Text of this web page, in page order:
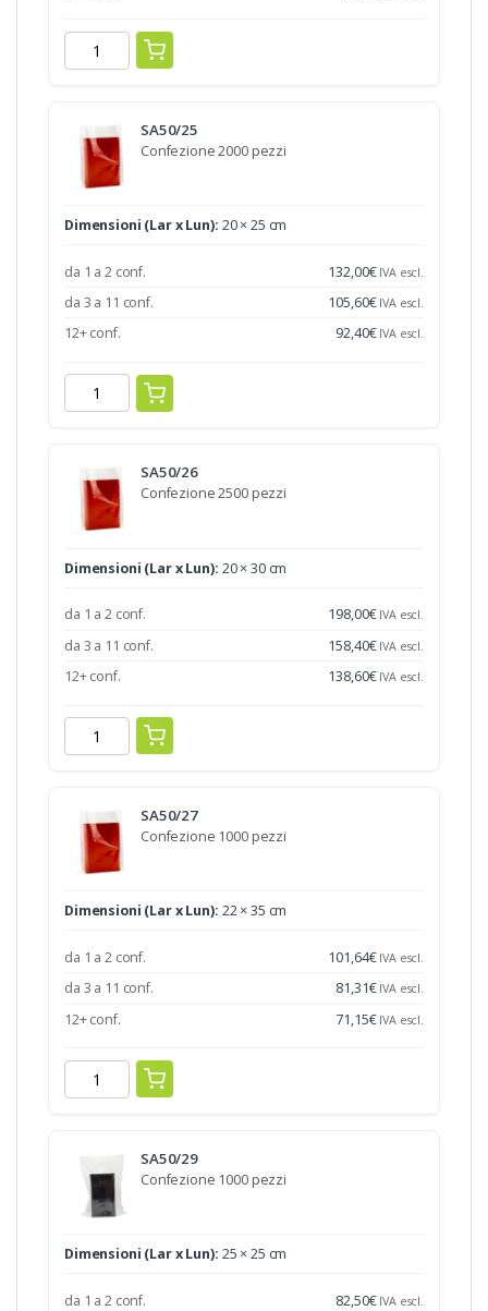
SA50/25
Confezione 2000 pezzi
Dimensioni (Lar x Lun): 20 × 25 cm
da 1 a 2 conf. 132,00€ IVA escl.
da 3 a 11 conf. 105,60€ IVA escl.
12+ conf. 92,40€ IVA escl.
SA50/26
Confezione 2500 pezzi
Dimensioni (Lar x Lun): 20 × 30 cm
da 1 a 2 conf. 198,00€ IVA escl.
da 3 a 11 conf. 158,40€ IVA escl.
12+ conf. 138,60€ IVA escl.
SA50/27
Confezione 1000 pezzi
Dimensioni (Lar x Lun): 22 × 35 cm
da 1 a 2 conf. 101,64€ IVA escl.
da 3 a 11 conf. 81,31€ IVA escl.
12+ conf. 71,15€ IVA escl.
SA50/29
Confezione 1000 pezzi
Dimensioni (Lar x Lun): 25 × 25 cm
da 1 a 2 conf. 82,50€ IVA escl.